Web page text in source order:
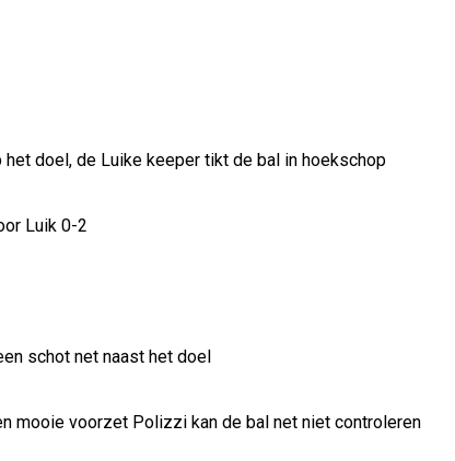
doel, de Luike keeper tikt de bal in hoekschop
Luik 0-2
schot net naast het doel
mooie voorzet Polizzi kan de bal net niet controleren